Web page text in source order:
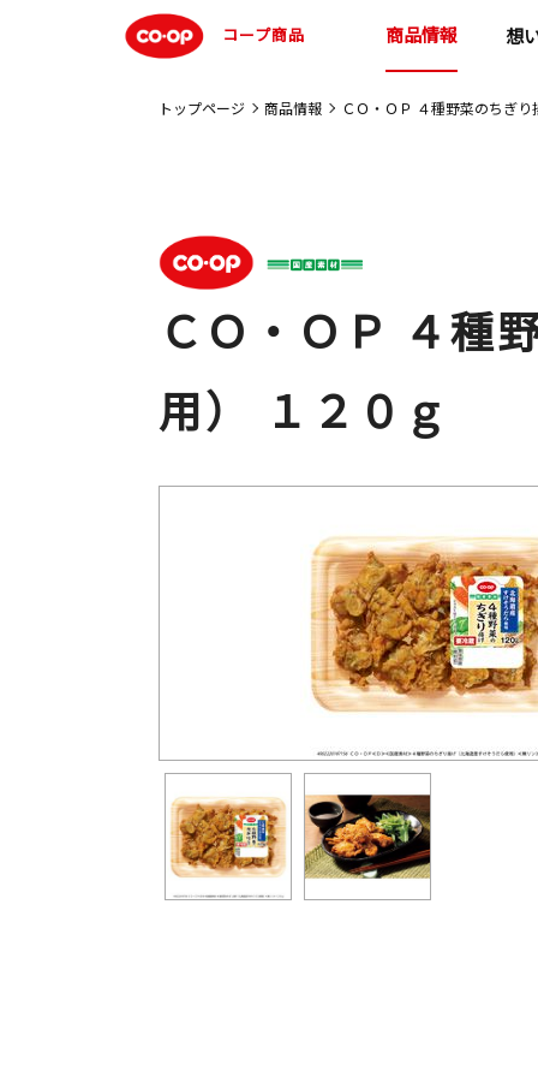
コープ商品 商品情報 想
トップページ 商品情報 ＣＯ・ＯＰ ４種野菜のちぎ
ＣＯ・ＯＰ ４種
用） １２０ｇ